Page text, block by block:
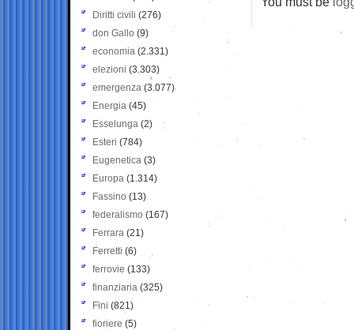
Diritti civili (276)
don Gallo (9)
economia (2.331)
elezioni (3.303)
emergenza (3.077)
Energia (45)
Esselunga (2)
Esteri (784)
Eugenetica (3)
Europa (1.314)
Fassino (13)
federalismo (167)
Ferrara (21)
Ferretti (6)
ferrovie (133)
finanziaria (325)
Fini (821)
fioriere (5)